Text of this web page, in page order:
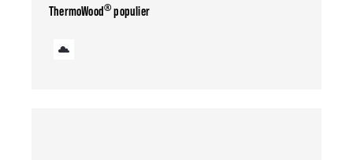
ThermoWood®populier